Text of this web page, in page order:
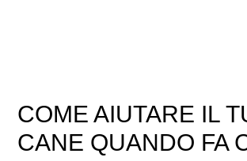
COME AIUTARE IL
CANE QUANDO FA
IL
TUO
CANE